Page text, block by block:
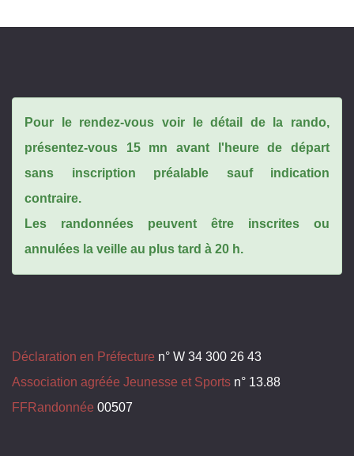
Pour le rendez-vous voir le détail de la rando,
présentez-vous 15 mn avant l'heure de départ
sans inscription préalable sauf indication
contraire.
Les randonnées peuvent être inscrites ou
annulées la veille au plus tard à 20 h.
Déclaration en Préfecture n° W 34 300 26 43
Association agréée Jeunesse et Sports n° 13.88
FFRandonnée 00507